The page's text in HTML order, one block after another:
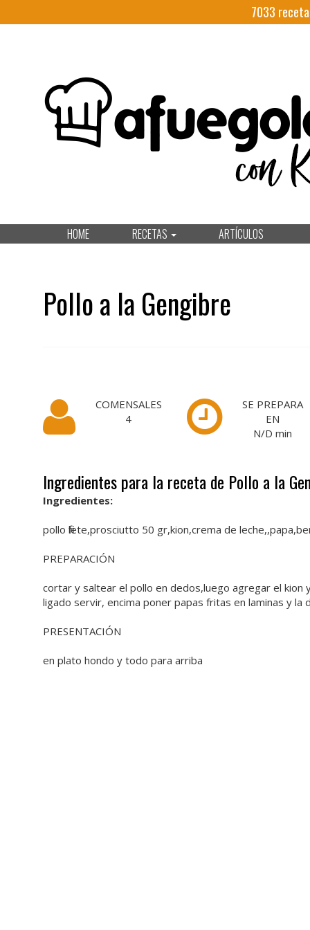
7033
HOME RECETAS ARTÍCULOS
Pollo a la Gengibre
COMENSALES
4
SE PREPARA
EN
N/D min
Ingredientes para la receta de Pollo a la
Ingredientes:
pollo filete,prosciutto 50 gr,kion,crema de
PREPARACIÓN
cortar y saltear el pollo en dedos,luego agregar el
ligado servir, encima poner papas fritas en laminas y la
PRESENTACIÓN
en plato hondo y todo para arriba